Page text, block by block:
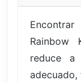
Rainbow
reduce a